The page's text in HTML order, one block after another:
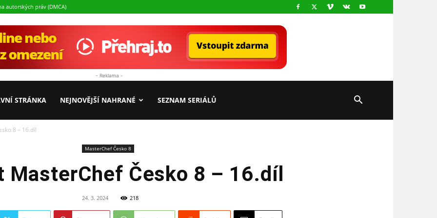
autorských práv (DMCA)
- Reklama -
STRÁNKA NEJNOVĚJŠÍ NAHRANÉ SEZNAM SERIÁLŮ
8 – 16.díl
MasterChef Česko 8
MasterChef Česko 8 – 16.díl
24. 3. 2024 218